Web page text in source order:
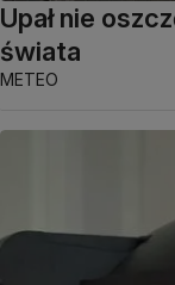
Upał nie
świata
METEO